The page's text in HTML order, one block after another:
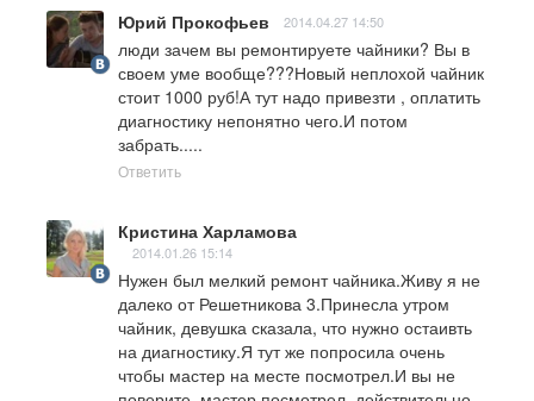
Юрий Прокофьев 2014.04.27 14:50
люди зачем вы ремонтируете чайники? Вы в
своем уме вообще???Новый неплохой чайник
стоит 1000 руб!А тут надо привезти , оплатить
диагностику непонятно чего.И потом
забрать.....
Ответить
Кристина Харламова
2014.01.26 15:14
Нужен был мелкий ремонт чайника.Живу я не
далеко от Решетникова 3.Принесла утром
чайник, девушка сказала, что нужно остаивть
на диагностику.Я тут же попросила очень
чтобы мастер на месте посмотрел.И вы не